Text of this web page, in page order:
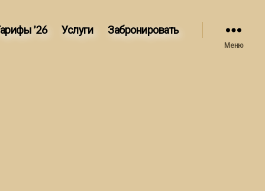
’26 Услуги Забронировать
Меню